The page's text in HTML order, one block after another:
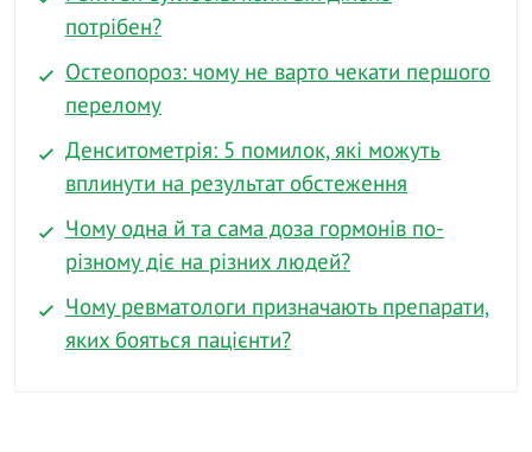
потрібен?
Остеопороз: чому не варто чекати першого
перелому
Денситометрія: 5 помилок, які можуть
вплинути на результат обстеження
Чому одна й та сама доза гормонів по-
різному діє на різних людей?
Чому ревматологи призначають препарати,
яких бояться пацієнти?